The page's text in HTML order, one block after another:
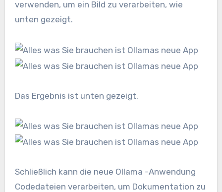
verwenden, um ein Bild zu verarbeiten, wie
unten gezeigt.
Das Ergebnis ist unten gezeigt.
Schließlich kann die neue Ollama -Anwendung
Codedateien verarbeiten, um Dokumentation zu